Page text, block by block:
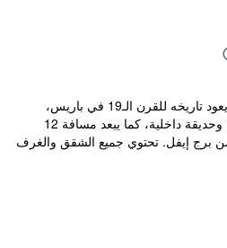
يقع فندق إليزيه أونيو في مبنى يعود تاريخه للقرن الـ19 في باريس،
ويضم غرفاً وشققاً مكيفة الهواء وحديقة داخلية، كما يبعد مسافة 12
برج إيفل. تحتوي جميع الشقق والغرف